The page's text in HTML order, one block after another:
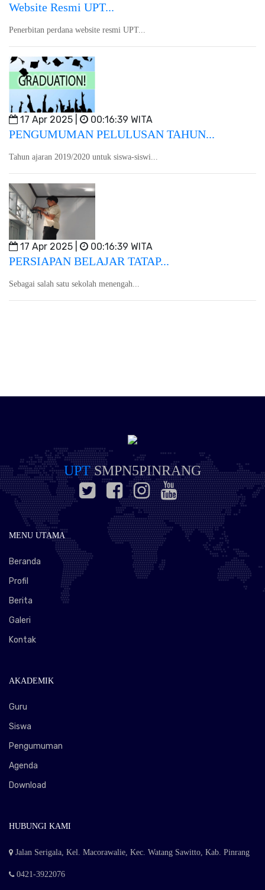
Website Resmi UPT...
Penerbitan perdana website resmi UPT...
17 Apr 2025 | 00:16:39 WITA
PENGUMUMAN PELULUSAN TAHUN...
Tahun ajaran 2019/2020 untuk siswa-siswi...
17 Apr 2025 | 00:16:39 WITA
PERSIAPAN BELAJAR TATAP...
Sebagai salah satu sekolah menengah...
UPTSMPN5PINRANG
MENU UTAMA
Beranda
Profil
Berita
Galeri
Kontak
AKADEMIK
Guru
Siswa
Pengumuman
Agenda
Download
HUBUNGI KAMI
Jalan Serigala, Kel. Macorawalie, Kec. Watang Sawitto, Kab. Pinrang
0421-3922076